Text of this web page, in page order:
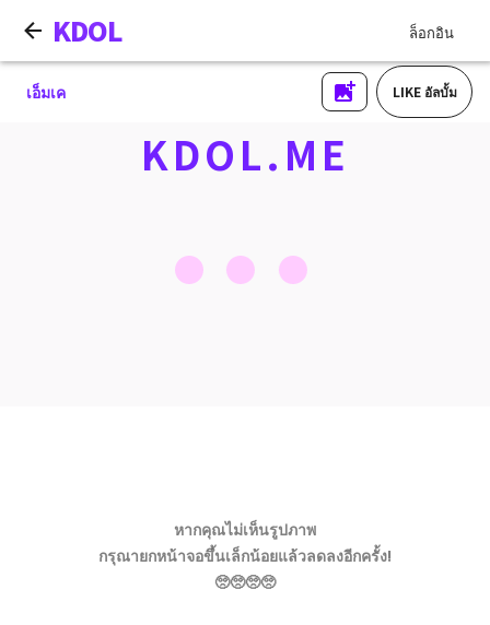
KDOL ล็อกอิน
เอ็มเค LIKE อัลบั้ม
KDOL.ME
หากคุณไม่เห็นรูปภาพ
กรุณายกหน้าจอขึ้นเล็กน้อยแล้วลดลงอีกครั้ง!
🥺🥺🥺🥺